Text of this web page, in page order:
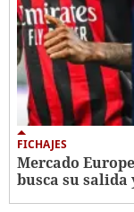
FICHAJES
Mercado
busca su salida